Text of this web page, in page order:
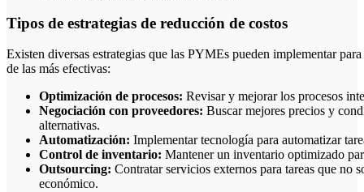
Tipos de estrategias de reducción de costos
Existen diversas estrategias que las PYMEs pueden implementar
de las más efectivas:
Optimización de procesos: Revisar y mejorar los procesos
Negociación con proveedores: Buscar mejores precios y
alternativas.
Automatización: Implementar tecnología para automatizar
Control de inventario: Mantener un inventario optimizado
Outsourcing: Contratar servicios externos para tareas que no
económico.